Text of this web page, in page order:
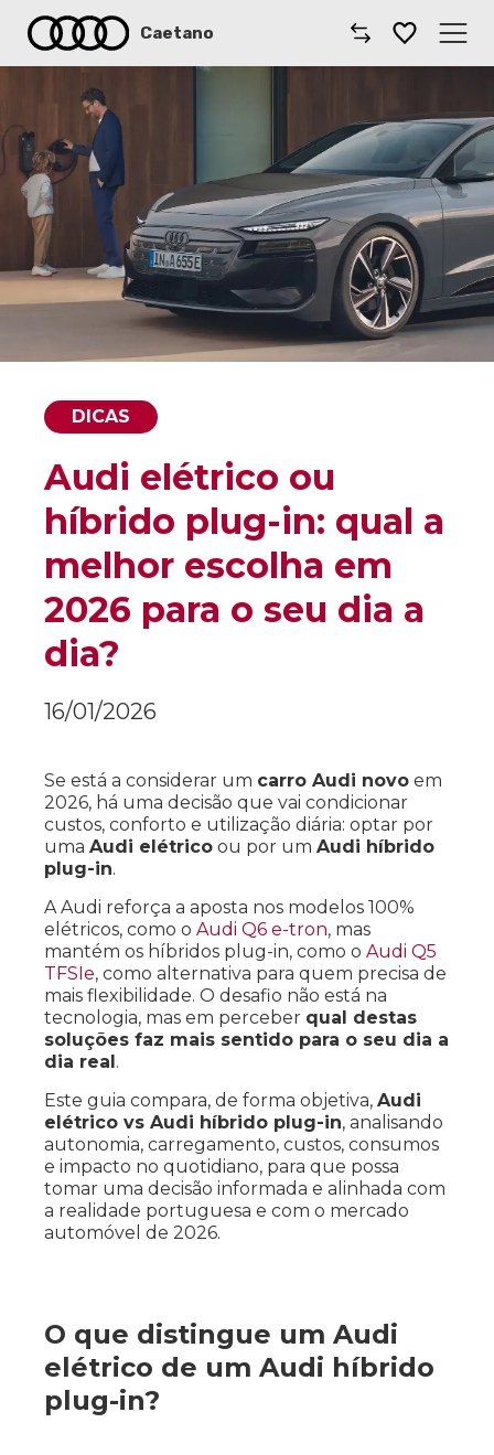
Caetano
Comprar Audi
Modelos Audi
Oficinas
Campanhas
DICAS
Audi elétrico ou
híbrido plug-in: qual a
melhor escolha em
2026 para o seu dia a
dia?
16/01/2026
Se está a considerar um carro Audi novo em
2026, há uma decisão que vai condicionar
custos, conforto e utilização diária: optar por
uma Audi elétrico ou por um Audi híbrido
plug-in.
AAudi reforça a aposta nos modelos 100%
elétricos, como o Audi Q6 e-tron, mas
mantém os híbridos plug-in, como o Audi Q5
TFSIe, como alternativa para quem precisa de
mais flexibilidade. O desafio não está na
tecnologia, mas em perceber qual destas
soluções faz mais sentido para o seu dia a
dia real.
Este guia compara, de forma objetiva, Audi
elétrico vs Audi híbrido plug-in, analisando
autonomia, carregamento, custos, consumos
e impacto no quotidiano, para que possa
tomar uma decisão informada e alinhada com
a realidade portuguesa e com o mercado
automóvel de 2026.
O que distingue um Audi
elétrico de um Audi híbrido
plug-in?